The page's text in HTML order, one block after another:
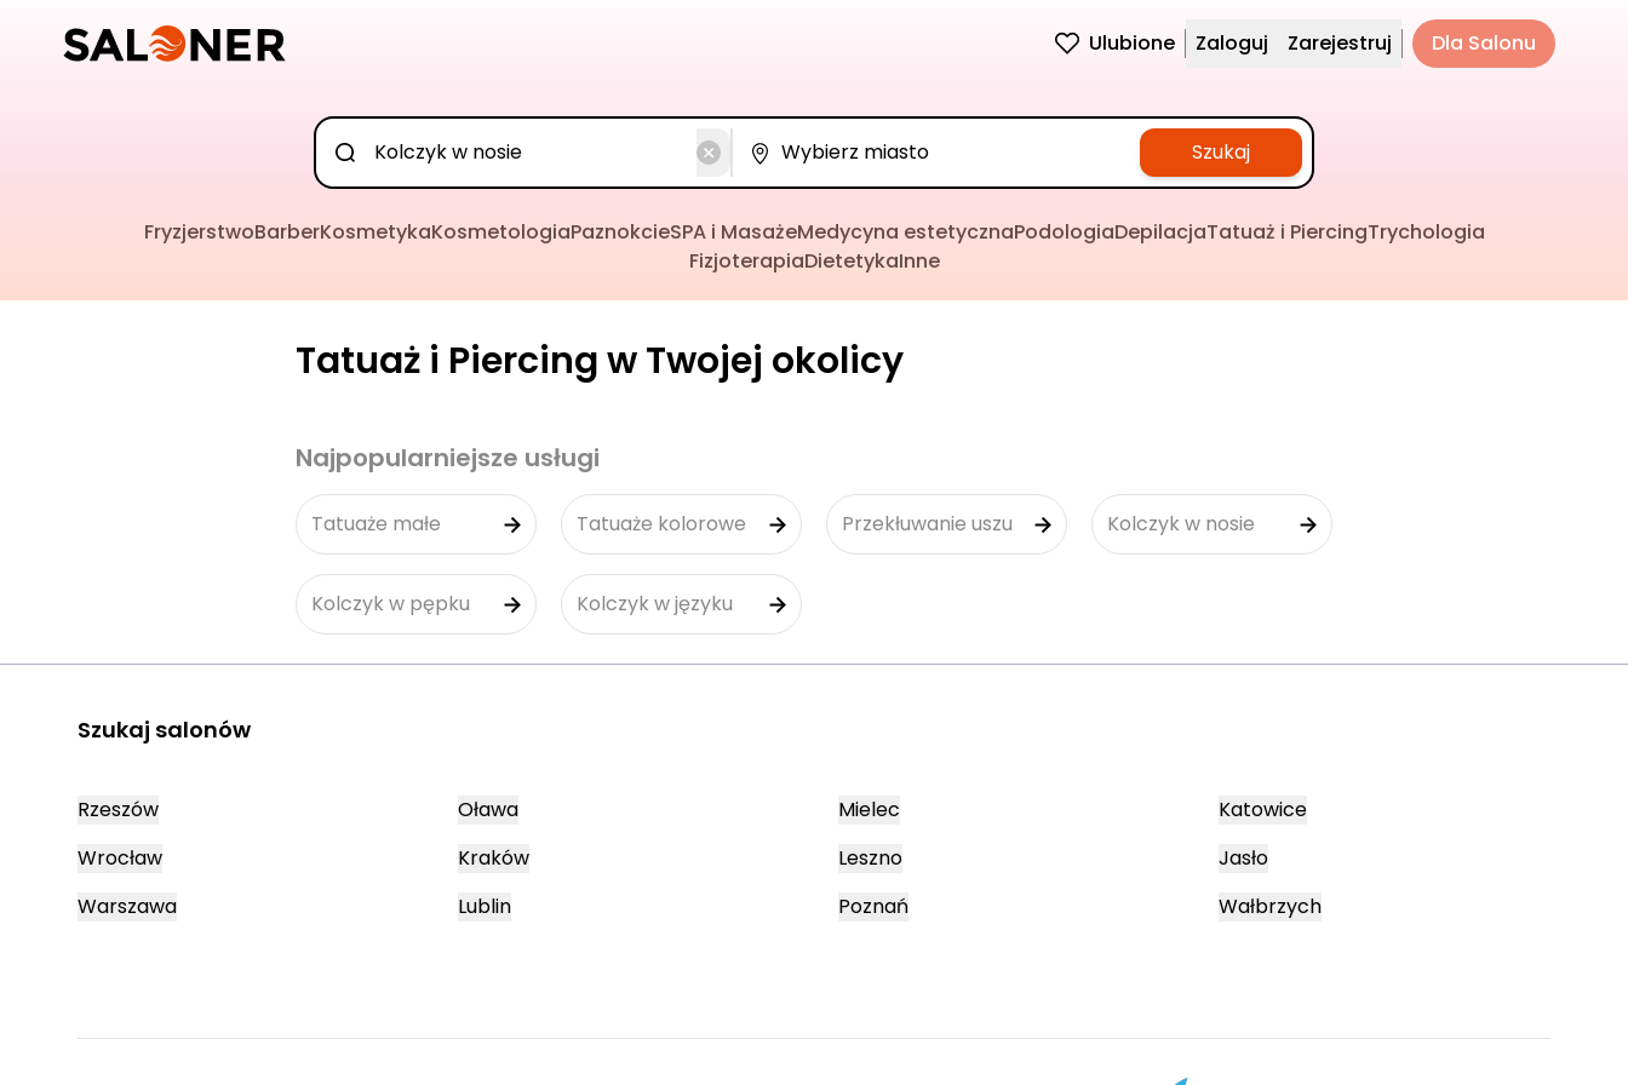
Ulubione Zaloguj Zarejestruj Dla Salonu
Szukaj
FryzjerstwoBarberKosmetykaKosmetologiaPaznokcieSPA i MasażeMedycyna estetycznaPodologiaDepilacjaTatuaż i PiercingTrychologia
FizjoterapiaDietetykaInne
Tatuaż i Piercing w Twojej okolicy
Najpopularniejsze usługi
Tatuaże małe Tatuaże kolorowe Przekłuwanie uszu Kolczyk w nosie
Kolczyk w pępku Kolczyk w języku
Szukaj salonów
Rzeszów
Wrocław
Warszawa
Oława
Kraków
Lublin
Mielec
Leszno
Poznań
Katowice
Jasło
Wałbrzych